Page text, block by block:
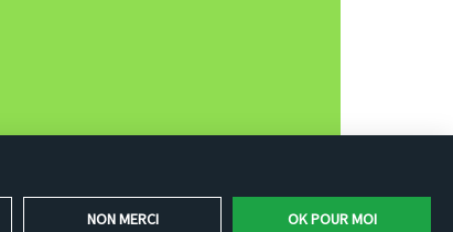
NON MERCI OK POUR MOI